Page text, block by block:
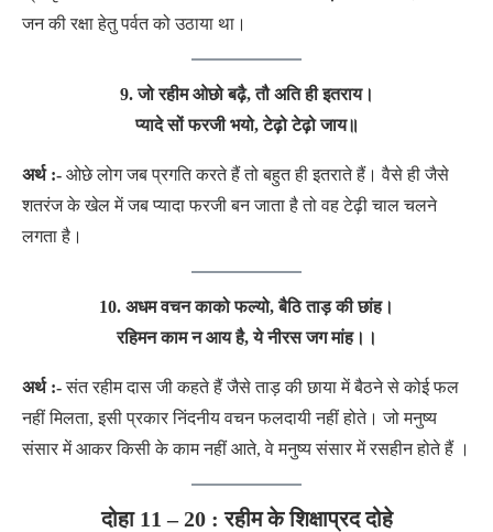
जन की रक्षा हेतु पर्वत को उठाया था।
9. जो रहीम ओछो बढ़ै, तौ अति ही इतराय।
प्यादे सों फरजी भयो, टेढ़ो टेढ़ो जाय॥
अर्थ :- ओछे लोग जब प्रगति करते हैं तो बहुत ही इतराते हैं। वैसे ही जैसे
शतरंज के खेल में जब प्यादा फरजी बन जाता है तो वह टेढ़ी चाल चलने
लगता है।
10. अधम वचन काको फल्यो, बैठि ताड़ की छांह।
रहिमन काम न आय है, ये नीरस जग मांह।।
अर्थ :-संत रहीम दास जी कहते हैं जैसे ताड़ की छाया में बैठने से कोई फल
नहीं मिलता, इसी प्रकार निंदनीय वचन फलदायी नहीं होते। जो मनुष्य
संसार में आकर किसी के काम नहीं आते, वे मनुष्य संसार में रसहीन होते हैं ।
दोहा 11 – 20 : रहीम के शिक्षाप्रद दोहे